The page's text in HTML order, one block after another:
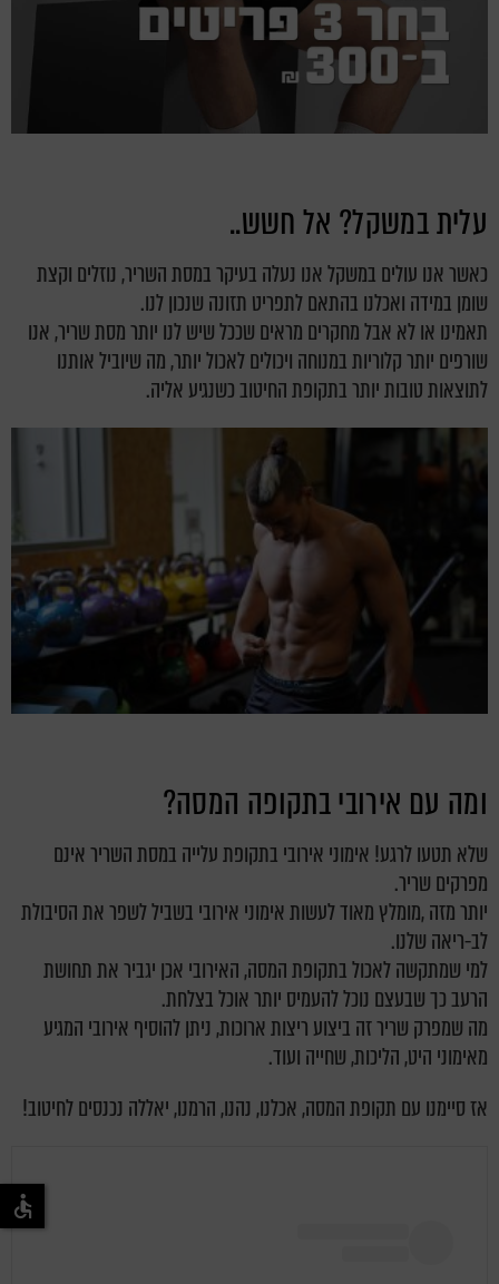
עלית במשקל? אל חשש..
כאשר אנו עולים במשקל אנו נעלה בעיקר במסת השריר, נוזלים וקצת
שומן במידה ואכלנו בהתאם לתפריט תזונה שנכון לנו.
תאמינו או לא אבל מחקרים מראים שככל שיש לנו יותר מסת שריר, אנו
שורפים יותר קלוריות במנוחה ויכולים לאכול יותר, מה שיוביל אותנו
לתוצאות טובות יותר בתקופת החיטוב כשנגיע אליה.
ומה עם אירובי בתקופה המסה?
שלא תטעו לרגע! אימוני אירובי בתקופת עלייה במסת השריר אינם
מפרקים שריר.
יותר מזה ,מומלץ מאוד לעשות אימוני אירובי בשביל לשפר את הסיבולת
לב-ריאה שלנו.
למי שמתקשה לאכול בתקופת המסה, האירובי אכן יגביר את תחושת
הרעב כך שבעצם נוכל להעמיס יותר אוכל בצלחת.
מה שמפרק שריר זה ביצוע ריצות ארוכות, ניתן להוסיף אירובי המגיע
מאימוני היט, הליכות, שחייה ועוד.
אז סיימנו עם תקופת המסה, אכלנו, נהנו, הרמנו, יאללה נכנסים לחיטוב!